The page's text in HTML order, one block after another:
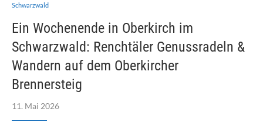
Schwarzwald
Ein Wochenende in Oberkirch im
Schwarzwald: Renchtäler Genussradeln &
Wandern auf dem Oberkircher
Brennersteig
11. Mai 2026